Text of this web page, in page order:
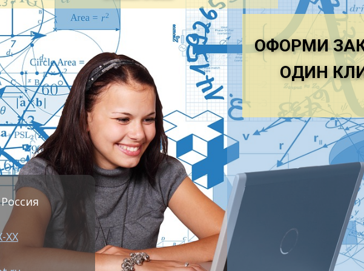
использования. Литье под низким давлением наиболее широко
сложных фасонных и особенно тонкостенных отливок из
простых отливок из медных сплавов и сталей в серийном и массовом
формирования отливки при литье под низким давлением.
форм расплавим при этом способе литья может осуществлятся со
можно регулировать в широком диапазоне. Для получения
заполнять форму сплошным потоком, при скоростях,
заполнение формы и исключающих захват воздуха расплавим,
газовых раковин, попадание в них окисных пленок и неметалических
уменьшение скорости потока, необходимое для сохранения его
охлаждение и затвердевание расплава, т.е. до полного
как и в других литейных процессах, важно согласовывать
заполнения формы рассплавом. В зависимости от сочетания
параметров установки движение расплава в металлопроводе
может происходить как при возрастающей скорости потока,
ОФОРМИ
ОДИН
ХХ